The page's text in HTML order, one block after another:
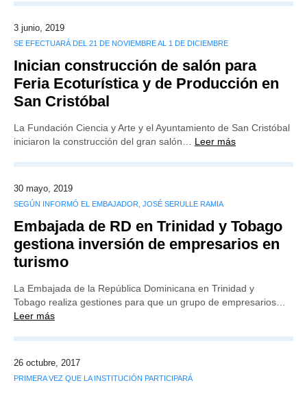
3 junio, 2019
SE EFECTUARÁ DEL 21 DE NOVIEMBRE AL 1 DE DICIEMBRE
Inician construcción de salón para
Feria Ecoturística y de Producción en
San Cristóbal
La Fundación Ciencia y Arte y el Ayuntamiento de San Cristóbal
iniciaron la construcción del gran salón… Leer más
30 mayo, 2019
SEGÚN INFORMÓ EL EMBAJADOR, JOSÉ SERULLE RAMIA
Embajada de RD en Trinidad y Tobago
gestiona inversión de empresarios en
turismo
La Embajada de la República Dominicana en Trinidad y
Tobago realiza gestiones para que un grupo de empresarios…
Leer más
26 octubre, 2017
PRIMERA VEZ QUE LA INSTITUCIÓN PARTICIPARÁ